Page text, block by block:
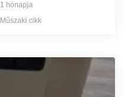
1 hónapja
Műszaki cikk